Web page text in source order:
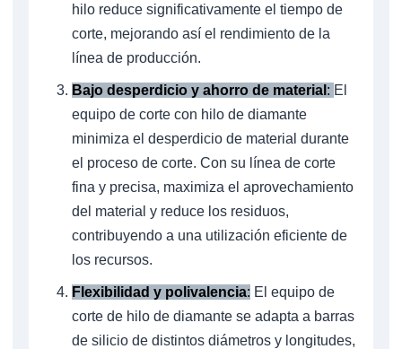
hilo reduce significativamente el tiempo de
corte, mejorando así el rendimiento de la
línea de producción.
Bajo desperdicio y ahorro de material : El
equipo de corte con hilo de diamante
minimiza el desperdicio de material durante
el proceso de corte. Con su línea de corte
fina y precisa, maximiza el aprovechamiento
del material y reduce los residuos,
contribuyendo a una utilización eficiente de
los recursos.
Flexibilidad y polivalencia: El equipo de
corte de hilo de diamante se adapta a barras
de silicio de distintos diámetros y longitudes,